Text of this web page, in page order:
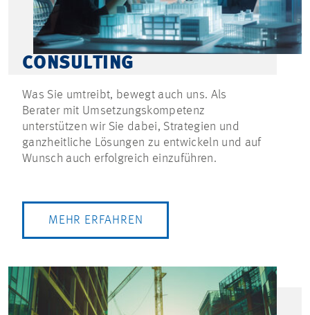
CONSULTING
Was Sie umtreibt, bewegt auch uns. Als
Berater mit Umsetzungskompetenz
unterstützen wir Sie dabei, Strategien und
ganzheitliche Lösungen zu entwickeln und auf
Wunsch auch erfolgreich einzuführen.
MEHR ERFAHREN